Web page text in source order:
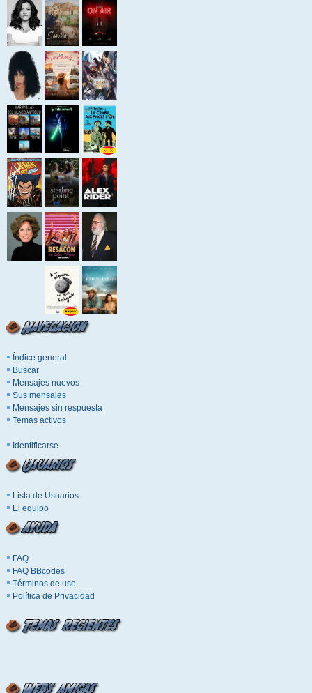
Índice general
Buscar
Mensajes nuevos
Sus mensajes
Mensajes sin respuesta
Temas activos
Identificarse
Lista de Usuarios
El equipo
FAQ
FAQ BBcodes
Términos de uso
Política de Privacidad